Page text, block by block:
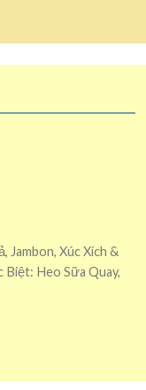
Jambon, Xúc Xích &
Biệt: Heo Sữa Quay,